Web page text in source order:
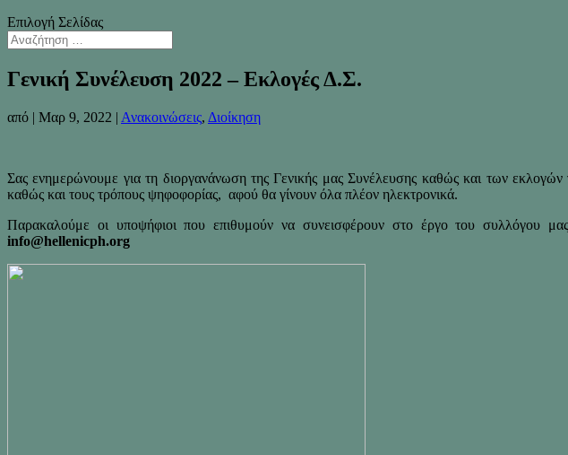
Επιλογή Σελίδας
Γενική Συνέλευση 2022 – Εκλογές Δ.Σ.
από | Μαρ 9, 2022 | Ανακοινώσεις, Διοίκηση
Σας ενημερώνουμε για τη διοργανάνωση της Γενικής μας Συνέλευσης καθώς και των
καθώς και τους τρόπους ψηφοφορίας, αφού θα γίνουν όλα πλέον ηλεκτρονικά.
Παρακαλούμε οι υποψήφιοι που επιθυμούν να συνεισφέρουν στο έργο του συλλόγου
info@hellenicph.org